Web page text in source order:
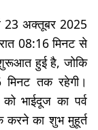
23 अक्तूबर 2025
08:16 मिनट से
शुरूआत हुई है, जोकि
तक रहेगी।
भाईदूज का पर्व
करने का शुभ मुहूर्त